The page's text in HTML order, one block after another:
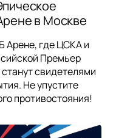
в Москве
Арене, где ЦСКА и
Премьер
свидетелями
Не упустите
противостояния!